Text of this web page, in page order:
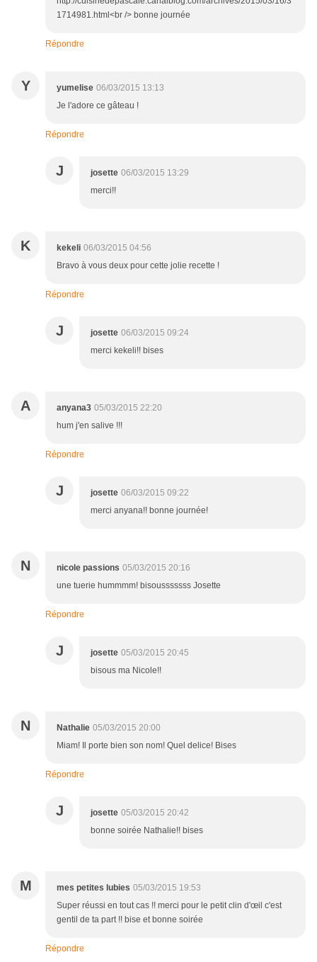
1714981.html<br /> bonne journée
Répondre
Y yumelise 06/03/2015 13:13
Je l'adore ce gâteau !
Répondre
J josette 06/03/2015 13:29
merci!!
K kekeli 06/03/2015 04:56
Bravo à vous deux pour cette jolie recette !
Répondre
J josette 06/03/2015 09:24
merci kekeli!! bises
A anyana3 05/03/2015 22:20
hum j'en salive !!!
Répondre
J josette 06/03/2015 09:22
merci anyana!! bonne journée!
N nicole passions 05/03/2015 20:16
une tuerie hummmm! bisousssssss Josette
Répondre
J josette 05/03/2015 20:45
bisous ma Nicole!!
N Nathalie 05/03/2015 20:00
Miam! Il porte bien son nom! Quel delice! Bises
Répondre
J josette 05/03/2015 20:42
bonne soirée Nathalie!! bises
M mes petites lubies 05/03/2015 19:53
Super réussi en tout cas !! merci pour le petit clin d'œil c'est
gentil de ta part !! bise et bonne soirée
Répondre